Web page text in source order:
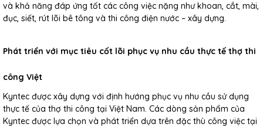
và khả năng đáp ứng tốt các công việc nặng như khoan, cắt, mài,
đục, siết, rút lõi bê tông và thi công điện nước – xây dựng.
Phát triển với mục tiêu cốt lõi phục vụ nhu cầu thực tế thợ thi
công Việt
Kyntec được xây dựng với định hướng phục vụ nhu cầu sử dụng
thực tế của thợ thi công tại Việt Nam. Các dòng sản phẩm của
Kyntec được lựa chọn và phát triển dựa trên đặc thù công việc tại